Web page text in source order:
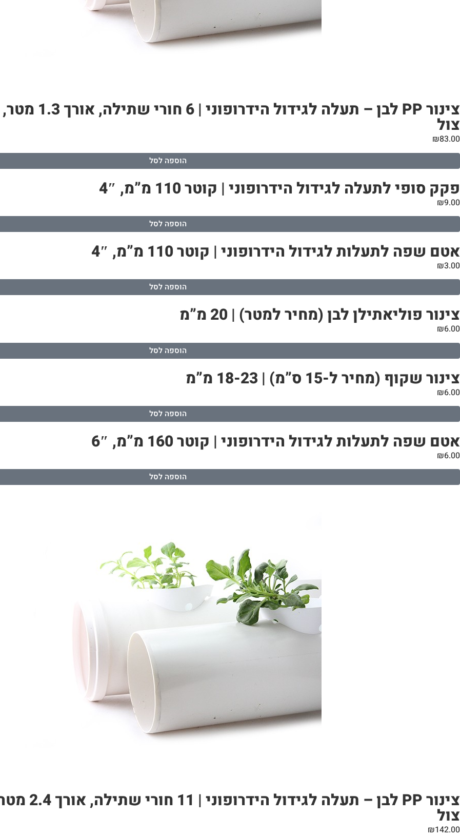
צול
₪83.00
הוספה לסל
פקק סופי לתעלה לגידול הידרופוני | קוטר 110 מ”מ, 4″
₪9.00
הוספה לסל
אטם שפה לתעלות לגידול הידרופוני | קוטר 110 מ”מ, 4″
₪3.00
הוספה לסל
צינור פוליאתילן לבן (מחיר למטר) | 20 מ”מ
₪6.00
הוספה לסל
צינור שקוף (מחיר ל-15 ס”מ) | 18-23 מ”מ
₪6.00
הוספה לסל
אטם שפה לתעלות לגידול הידרופוני | קוטר 160 מ”מ, 6″
₪6.00
הוספה לסל
צול
₪142.00